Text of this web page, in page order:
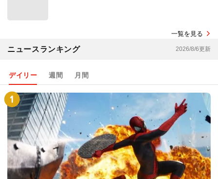
一覧を見る
ニュースランキング 2026/8/6更新
デイリー 週間 月間